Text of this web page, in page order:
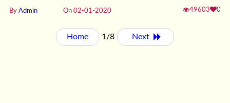
By Admin On 02-01-2020 49603 0
Home 1/8 Next